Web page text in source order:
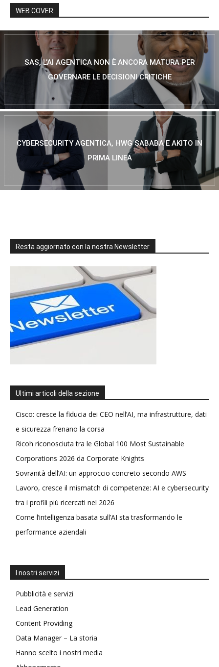
WEB COVER
SAS, L’AI AGENTICA NON È ANCORA MATURA PER
GOVERNARE LE DECISIONI CRITICHE
CYBERSECURITY AGENTICA, HWG SABABA E AKITO IN
PRIMA LINEA
Resta aggiornato con la nostra Newsletter
Ultimi articoli della sezione
Cisco: cresce la fiducia dei CEO nell’AI, ma infrastrutture, dati
e sicurezza frenano la corsa
Ricoh riconosciuta tra le Global 100 Most Sustainable
Corporations 2026 da Corporate Knights
Sovranità dell’AI: un approccio concreto secondo AWS
Lavoro, cresce il mismatch di competenze: AI e cybersecurity
tra i profili più ricercati nel 2026
Come l’intelligenza basata sull’AI sta trasformando le
performance aziendali
I nostri servizi
Pubblicità e servizi
Lead Generation
Content Providing
Data Manager – La storia
Hanno scelto i nostri media